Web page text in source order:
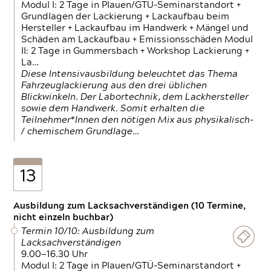
Modul I: 2 Tage in Plauen/GTÜ-Seminarstandort +
Grundlagen der Lackierung + Lackaufbau beim
Hersteller + Lackaufbau im Handwerk + Mängel und
Schäden am Lackaufbau + Emissionsschäden Modul
II: 2 Tage in Gummersbach + Workshop Lackierung +
La…
Diese Intensivausbildung beleuchtet das Thema
Fahrzeuglackierung aus den drei üblichen
Blickwinkeln. Der Labortechnik, dem Lackhersteller
sowie dem Handwerk. Somit erhalten die
Teilnehmer*Innen den nötigen Mix aus physikalisch-
/ chemischem Grundlage…
13
Ausbildung zum Lacksachverständigen (10 Termine,
nicht einzeln buchbar)
Termin 10/10: Ausbildung zum
Lacksachverständigen
9.00—16.30 Uhr
Modul I: 2 Tage in Plauen/GTÜ-Seminarstandort +